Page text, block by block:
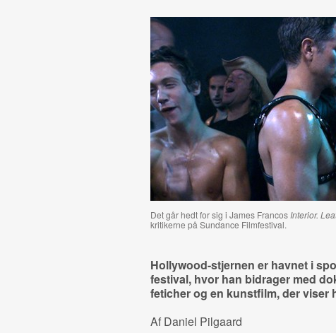
Det går hedt for sig i James Francos Interior.
kritikerne på Sundance Filmfestival.
Hollywood-stjernen er havnet i
festival, hvor han bidrager med
feticher og en kunstfilm, der viser
Af Daniel Pilgaard